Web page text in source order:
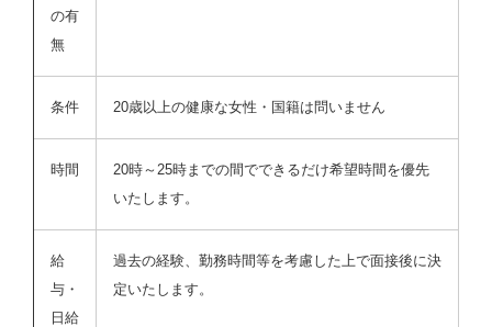
の有
無
条件 20歳以上の健康な女性・国籍は問いません
時間
20時～25時までの間でできるだけ希望時間を優先
いたします。
給
与・
日給
過去の経験、勤務時間等を考慮した上で面接後に決
定いたします。